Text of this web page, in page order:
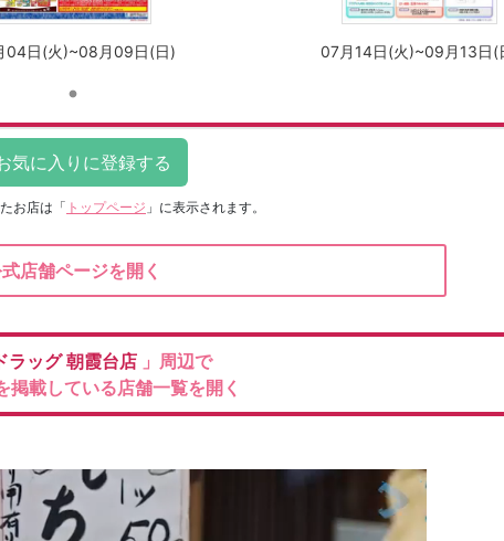
04日(火)~08月09日(日) 07月14日(火)~09月13日(
お店は 「 トップページ 」に表示されます。
店舗ページを開く
ラッグ朝霞台店 」周辺で
掲載している店舗一覧を開く